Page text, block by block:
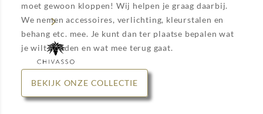
moet gewoon kloppen! Wij helpen je graag daarbij.
We nemen accessoires, verlichting, kleurstalen en
behang etc. mee. Je kunt dan ter plaatse bepalen wat
je wilt houden en wat mee terug gaat.
BEKIJK ONZE COLLECTIE